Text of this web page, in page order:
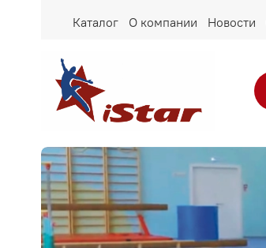
Каталог О компании Новости